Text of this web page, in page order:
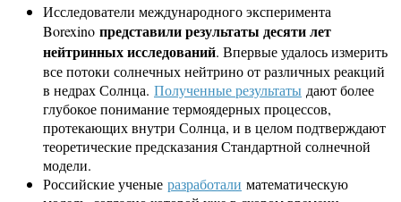
Исследователи международного эксперимента
Borexino представили результаты десяти лет
нейтринных исследований. Впервые удалось измерить
все потоки солнечных нейтрино от различных реакций
в недрах Солнца. Полученные результаты дают более
глубокое понимание термоядерных процессов,
протекающих внутри Солнца, и в целом подтверждают
теоретические предсказания Стандартной солнечной
модели.
Российские ученые разработали математическую